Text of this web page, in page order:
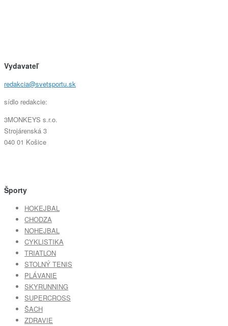
Vydavateľ
redakcia@svetsportu.sk
sídlo redakcie:
3MONKEYS s.r.o.
Strojárenská 3
040 01 Košice
Športy
HOKEJBAL
CHODZA
NOHEJBAL
CYKLISTIKA
TRIATLON
STOLNÝ TENIS
PLÁVANIE
SKYRUNNING
SUPERCROSS
ŠACH
ZDRAVIE